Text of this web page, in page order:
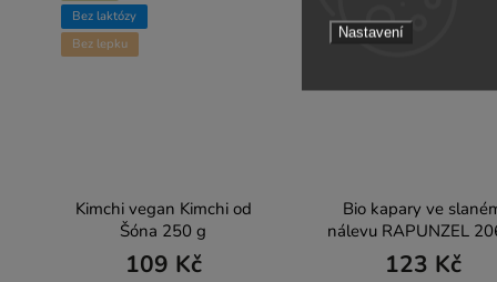
Nastavení
Bez laktózy
Bez lepku
Kimchi vegan Kimchi od
Šóna 250 g
109 Kč
Bio kapary ve
nálevu RAPUNZEL
123 Kč